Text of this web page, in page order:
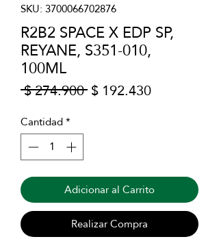
SKU: 3700066702876
R2B2 SPACE X EDP SP,
REYANE, S351-010,
100ML
$ 274.900 Precio
$ 192.430Precio
Cantidad*
Adicionar al Carrito
Realizar Compra